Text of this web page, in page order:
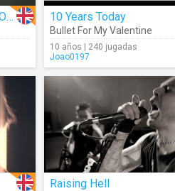
Suffocating Under Words Of Sorrow (What Can I Do) 10 Years Today
Bullet For My Valentine
10 años | 240 jugadas
Joao0197
Raising Hell